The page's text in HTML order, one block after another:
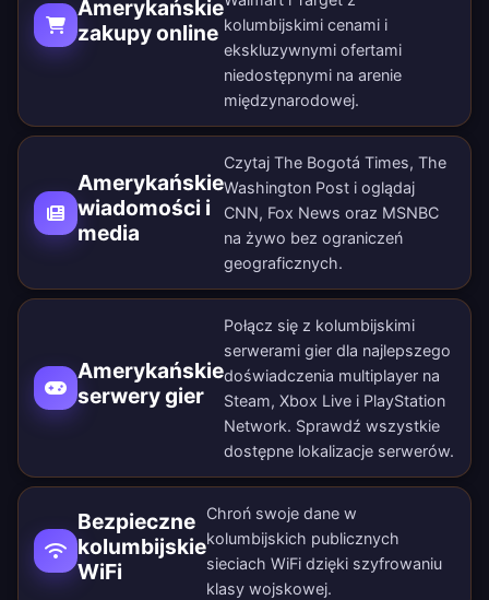
Amerykańskie
zakupy online kolumbijskimi cenami i
ekskluzywnymi ofertami
niedostępnymi na arenie
międzynarodowej.
Amerykańskie
wiadomości i
media
Czytaj The Bogotá Times, The
Washington Post i oglądaj
CNN, Fox News oraz MSNBC
na żywo bez ograniczeń
geograficznych.
Amerykańskie
serwery gier
Połącz się z kolumbijskimi
serwerami gier dla najlepszego
doświadczenia multiplayer na
Steam, Xbox Live i PlayStation
Network. Sprawdź wszystkie
dostępne lokalizacje serwerów.
Bezpieczne
kolumbijskie
WiFi
Chroń swoje dane w
kolumbijskich publicznych
sieciach WiFi dzięki szyfrowaniu
klasy wojskowej.